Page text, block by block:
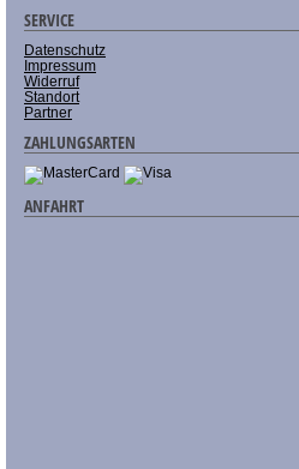
SERVICE
Datenschutz
Impressum
Widerruf
Standort
Partner
ZAHLUNGSARTEN
ANFAHRT